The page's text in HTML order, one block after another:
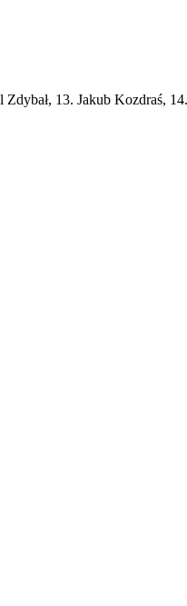
13. Jakub Kozdraś,